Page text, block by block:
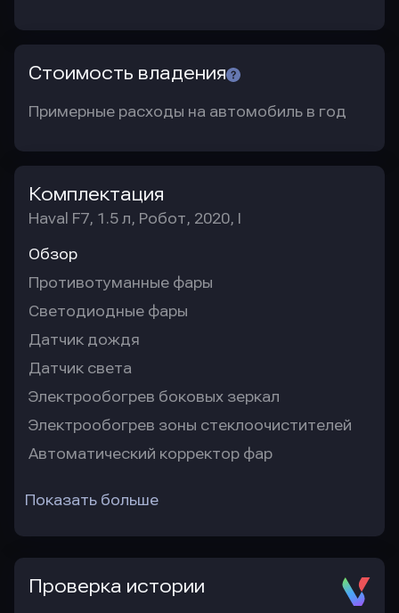
Стоимость владения
Примерные расходы на автомобиль в год
Комплектация
Haval F7, 1.5 л, Робот, 2020, I
Обзор
Противотуманные фары
Светодиодные фары
Датчик дождя
Датчик света
Электрообогрев боковых зеркал
Электрообогрев зоны стеклоочистителей
Автоматический корректор фар
Показать больше
Проверка истории